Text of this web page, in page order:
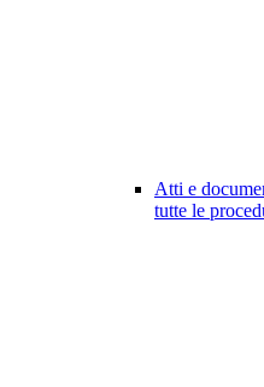
Atti e
tutte le